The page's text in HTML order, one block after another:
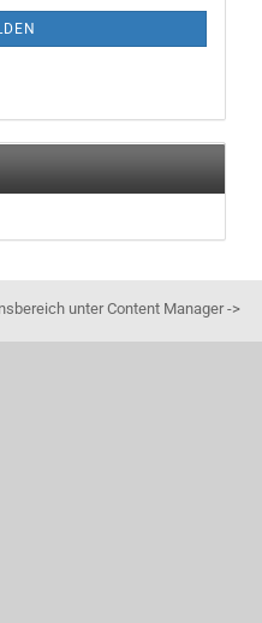
unter Content Manager ->